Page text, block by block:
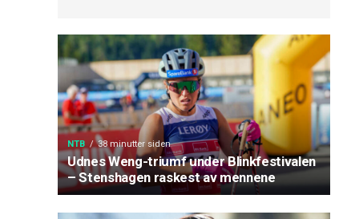
NTB 38 minutter siden
Udnes Weng-triumf under Blinkfestivalen
– Stenshagen raskest av mennene